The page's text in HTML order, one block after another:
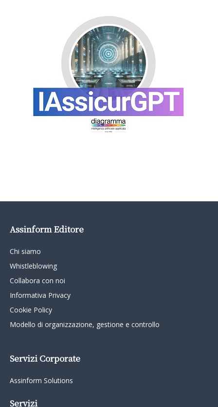
Assinform Editore
Chi siamo
Whistleblowing
Collabora con noi
Informativa Privacy
Cookie Policy
Modello di organizzazione, gestione e controllo
Servizi Corporate
Assinform Solutions
Servizi